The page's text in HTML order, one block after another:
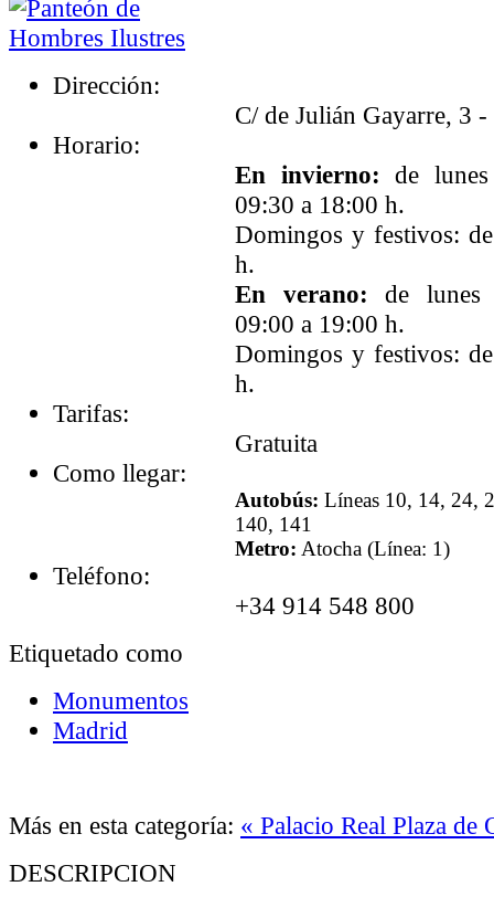
Dirección:
C/ de Julián Gayarre, 3
Horario:
En invierno: de
09:30 a 18:00 h.
Domingos y festivos:
h.
En verano: de lunes
09:00 a 19:00 h.
Domingos y festivos:
h.
Tarifas:
Gratuita
Como llegar:
Autobús: Líneas 10, 14, 24,
140, 141
Metro: Atocha (Línea: 1)
Teléfono:
+34 914 548 800
Etiquetado como
Monumentos
Madrid
Más en esta categoría: « Palacio Real Plaza de
DESCRIPCION